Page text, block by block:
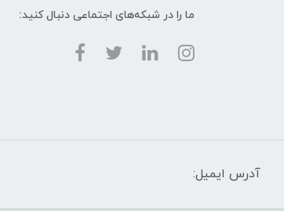
ما را در شبکه‌های اجتماعی دنبال کنید:
آدرس ایمیل: